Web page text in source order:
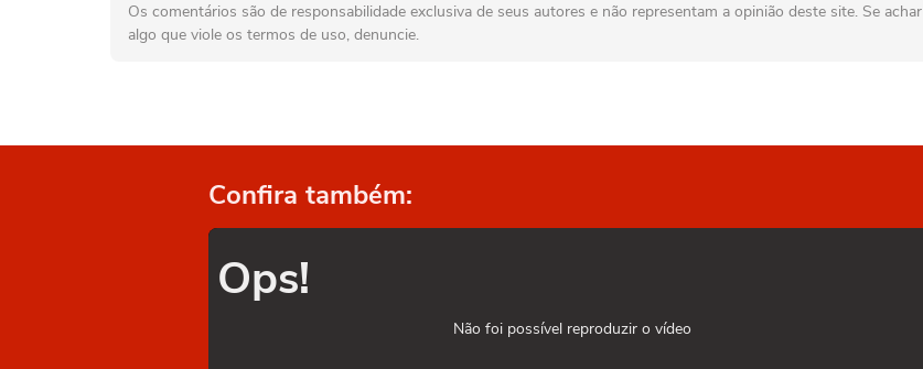
Os comentários são de responsabilidade exclusiva de seus autores e não representam a opinião deste site. Se achar
algo que viole os termos de uso, denuncie.
Confira também:
Ops!
Não foi possível reproduzir o vídeo